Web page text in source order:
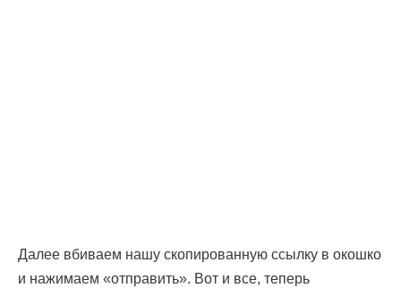
Далее вбиваем нашу скопированную ссылку в окошко
и нажимаем «отправить». Вот и все, теперь